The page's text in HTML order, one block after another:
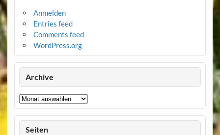
Anmelden
Entries feed
Comments feed
WordPress.org
Archive
Archive
Seiten